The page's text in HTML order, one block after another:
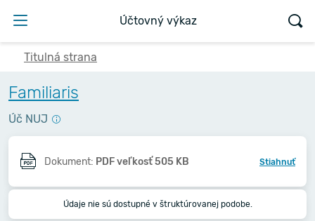
Účtovný výkaz
Titulná strana
Familiaris
Úč NUJ
Dokument: PDF veľkosť 505 KB Stiahnuť
Údaje nie sú dostupné v štruktúrovanej podobe.